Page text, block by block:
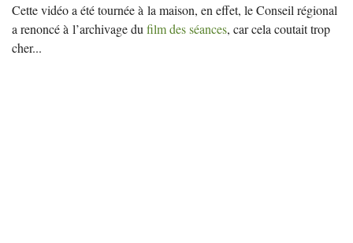
Cette vidéo a été tournée à la maison, en effet, le Conseil régional
a renoncé à l’archivage du film des séances, car cela coutait trop
cher...